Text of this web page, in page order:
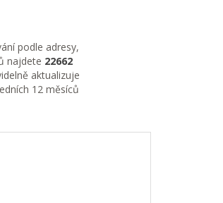
podle adresy,
najdete 22662
aktualizuje
12 měsíců